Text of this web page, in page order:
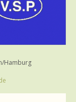
Hamburg